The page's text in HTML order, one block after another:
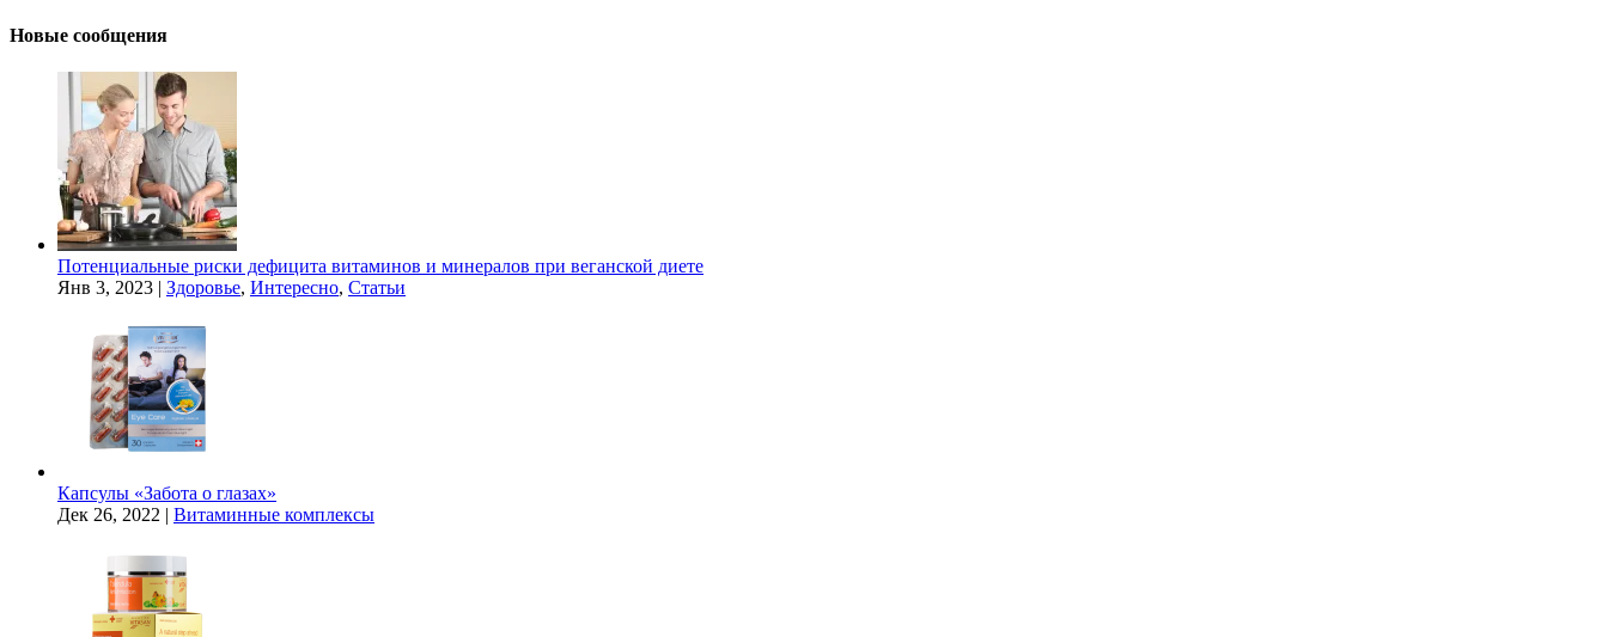
Новые сообщения
Потенциальные риски дефицита витаминов и минералов при веганской диете
Янв 3, 2023 | Здоровье, Интересно, Статьи
Капсулы «Забота о глазах»
Дек 26, 2022 | Витаминные комплексы